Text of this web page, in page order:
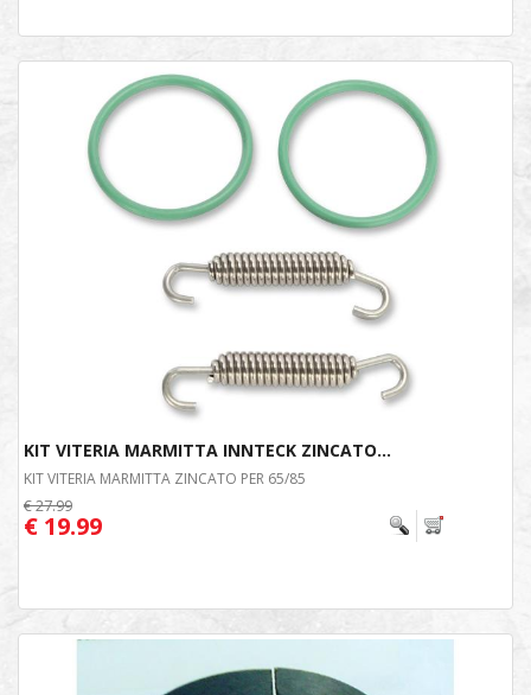
KIT VITERIA MARMITTA INNTECK ZINCATO...
KIT VITERIA MARMITTA ZINCATO PER 65/85
€ 27.99
€ 19.99